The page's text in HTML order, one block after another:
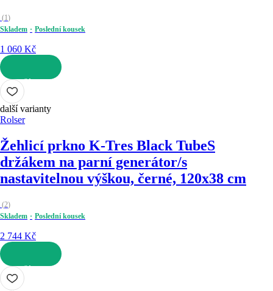
(1)
Skladem
Poslední kousek
1 060 Kč
DO KOŠÍKU
další varianty
Rolser
Žehlicí prkno K-Tres Black TubeS
držákem na parní generátor/s
nastavitelnou výškou, černé, 120x38 cm
(2)
Skladem
Poslední kousek
2 744 Kč
DO KOŠÍKU